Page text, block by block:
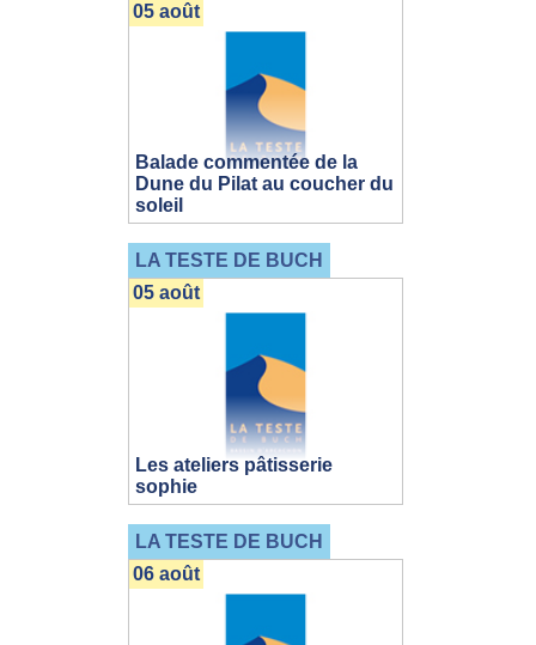
Balade commentée de la
Dune du Pilat au coucher du
soleil
05 août
LA TESTE DE BUCH
Les ateliers pâtisserie
sophie
05 août
LA TESTE DE BUCH
06 août